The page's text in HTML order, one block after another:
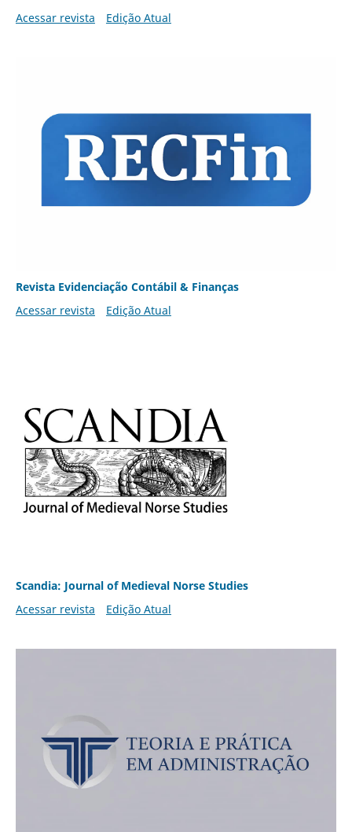
Acessar revista
Edição Atual
Revista Evidenciação Contábil & Finanças
Acessar revista
Edição Atual
Scandia: Journal of Medieval Norse Studies
Acessar revista
Edição Atual